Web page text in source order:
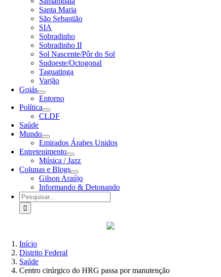
Santa Maria
São Sebastião
SIA
Sobradinho
Sobradinho II
Sol Nascente/Pôr do Sol
Sudoeste/Octogonal
Taguatinga
Varjão
Goiás
Entorno
Política
CLDF
Saúde
Mundo
Emirados Árabes Unidos
Entretenimento
Música / Jazz
Colunas e Blogs
Gilson Araújo
Informando & Detonando
Buscar
resultados
para:
Início
Distrito Federal
Saúde
Centro cirúrgico do HRG passa por manutenção